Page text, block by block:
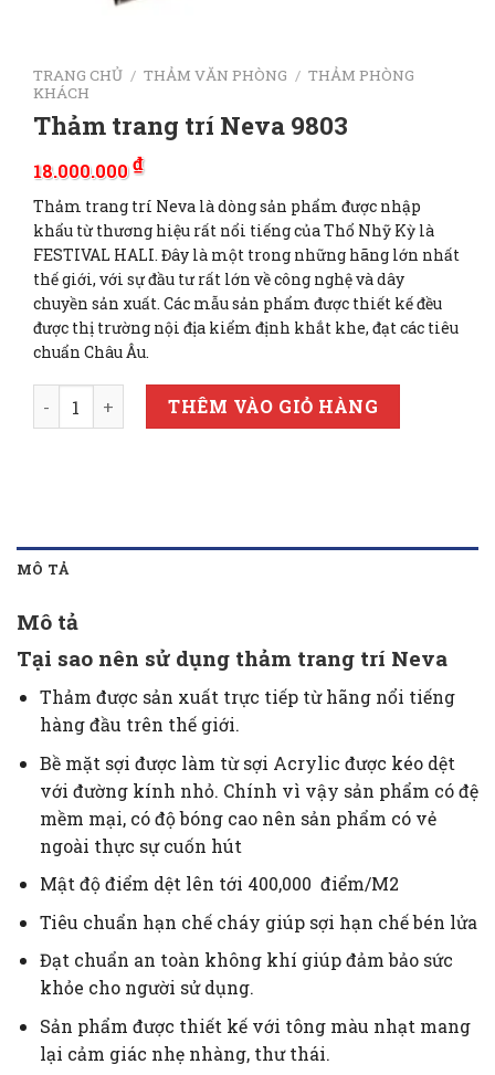
TRANG CHỦ / THẢM VĂN PHÒNG / THẢM PHÒNG
KHÁCH
Thảm trang trí Neva 9803
18.000.000₫
Thảm trang trí Neva là dòng sản phẩm được nhập
khẩu từ thương hiệu rất nổi tiếng của Thổ Nhỹ Kỳ là
FESTIVAL HALI. Đây là một trong những hãng lớn nhất
thế giới, với sự đầu tư rất lớn về công nghệ và dây
chuyền sản xuất. Các mẫu sản phẩm được thiết kế đều
được thị trường nội địa kiểm định khắt khe, đạt các tiêu
chuẩn Châu Âu.
Thảm trang trí Neva 9803 số lượng
THÊM VÀO GIỎ HÀNG
MÔ TẢ
Mô tả
Tại sao nên sử dụng thảm trang trí Neva
Thảm được sản xuất trực tiếp từ hãng nổi tiếng
hàng đầu trên thế giới.
Bề mặt sợi được làm từ sợi Acrylic được kéo dệt
với đường kính nhỏ. Chính vì vậy sản phẩm có đệ
mềm mại, có độ bóng cao nên sản phẩm có vẻ
ngoài thực sự cuốn hút
Mật độ điểm dệt lên tới 400,000 điểm/M2
Tiêu chuẩn hạn chế cháy giúp sợi hạn chế bén lửa
Đạt chuẩn an toàn không khí giúp đảm bảo sức
khỏe cho người sử dụng.
Sản phẩm được thiết kế với tông màu nhạt mang
lại cảm giác nhẹ nhàng, thư thái.